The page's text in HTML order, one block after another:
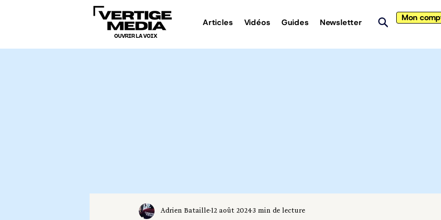
OUVRIR LA VOIX
Articles Vidéos Guides Newsletter Mon
Adrien Bataille 12 août 2024 3 min de lecture